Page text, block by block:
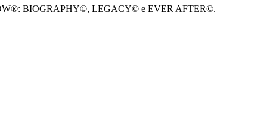
BIOGRAPHY©, LEGACY© e EVER AFTER©.